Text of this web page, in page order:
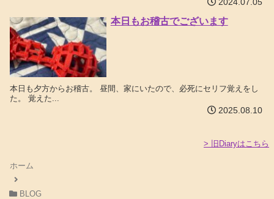
本日もお稽古でございます
本日も夕方からお稽古。 昼間、家にいたので、必死にセリフ覚えをし
た。 覚えた...
2025.08.10
> 旧Diaryはこちら
ホーム
BLOG